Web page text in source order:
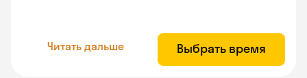
Читать дальше Выбрать время